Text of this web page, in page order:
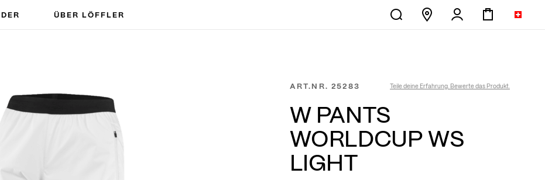
ÜBER LÖFFLER
ART.NR. 25283 Teile deine Erfahrung. Bewerte das Produkt.
W PANTS
WORLDCUP WS
LIGHT